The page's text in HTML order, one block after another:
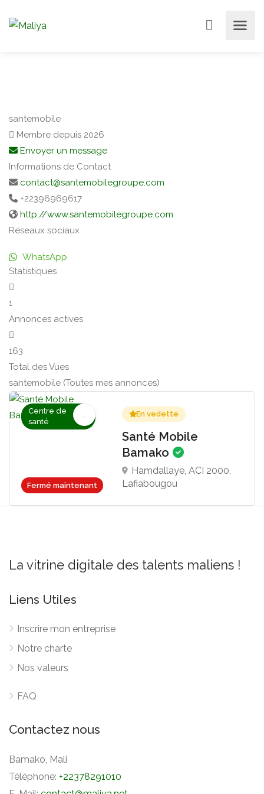
santemobile
Membre depuis 2026
Envoyer un message
Informations de Contact
contact@santemobilegroupe.com
+22396969617
http://www.santemobilegroupe.com
Réseaux sociaux
WhatsApp
Statistiques
1
Annonces actives
163
Total des Vues
santemobile (Toutes mes annonces)
Fermé maintenant
Centre de
santé
En vedette
Santé Mobile
Bamako
Hamdallaye, ACI 2000,
Lafiabougou
La vitrine digitale des talents maliens !
Liens Utiles
Inscrire mon entreprise
Notre charte
Nos valeurs
FAQ
Contactez nous
Bamako, Mali
Téléphone: +22378291010